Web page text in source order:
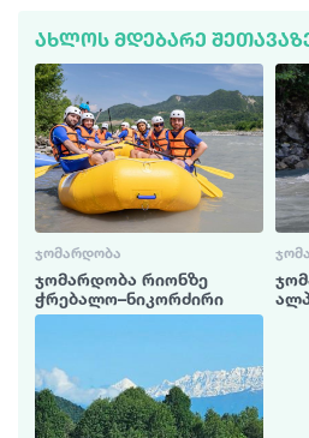
ᲐᲮᲚᲝᲡ ᲛᲓᲔᲑᲐᲠᲔ
ᲯᲝᲛᲐᲠᲓᲝᲑᲐ
ჯომარდობა რიონზე
ჭრებალო–ნიკორძირი